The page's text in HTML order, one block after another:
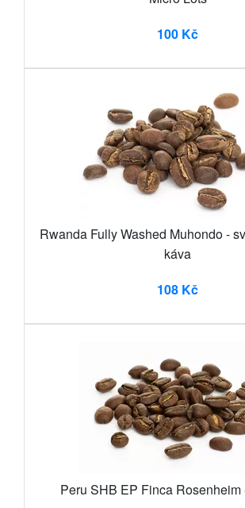
100 Kč
Rwanda Fully Washed Muhondo -
káva
108 Kč
Peru SHB EP Finca Rosenheim